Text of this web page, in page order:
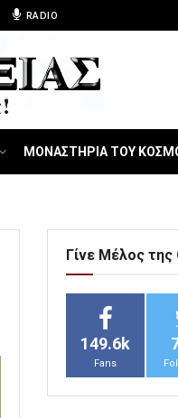
RADIO
ΜΟΝΑΣΤΗΡΙΑ ΤΟΥ
Γίνε Μέλος
149.6k
Fans